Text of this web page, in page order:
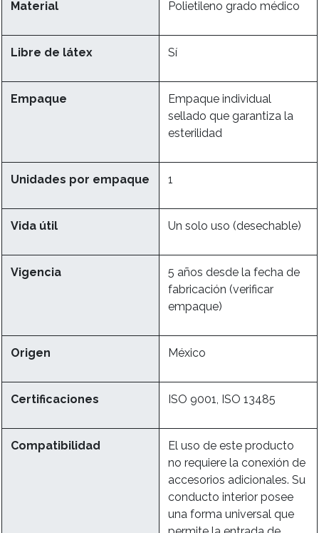
Material Polietileno grado médico
Libre de látex Sí
Empaque
Empaque individual
sellado que garantiza la
esterilidad
Unidades por empaque 1
Vida útil Un solo uso (desechable)
Vigencia
5 años desde la fecha de
fabricación (verificar
empaque)
Origen México
Certificaciones ISO 9001, ISO 13485
Compatibilidad
El uso de este producto
no requiere la conexión de
accesorios adicionales. Su
conducto interior posee
una forma universal que